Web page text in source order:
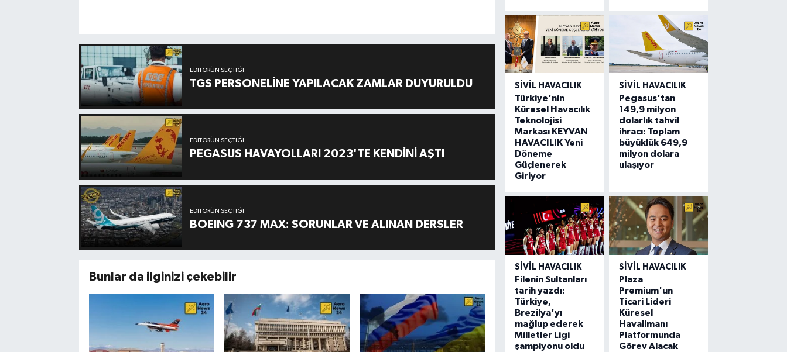
EDITÖRÜN SEÇTIĞI
TGS PERSONELİNE YAPILACAK ZAMLAR DUYURULDU
EDITÖRÜN SEÇTIĞI
PEGASUS HAVAYOLLARI 2023'TE KENDİNİ AŞTI
EDITÖRÜN SEÇTIĞI
BOEING 737 MAX: SORUNLAR VE ALINAN DERSLER
Bunlar da ilginizi çekebilir
SIVIL HAVACILIK
Türkiye'nin
Küresel Havacılık
Teknolojisi
Markası KEYVAN
HAVACILIK Yeni
Döneme
Güçlenerek
Giriyor
SIVIL HAVACILIK
Pegasus'tan
149,9 milyon
dolarlık tahvil
ihracı: Toplam
büyüklük 649,9
milyon dolara
ulaşıyor
SIVIL HAVACILIK
Filenin Sultanları
tarih yazdı:
Türkiye,
Brezilya'yı
mağlup ederek
Milletler Ligi
şampiyonu oldu
SIVIL HAVACILIK
Plaza
Premium'un
Ticari Lideri
Küresel
Havalimanı
Platformunda
Görev Alacak